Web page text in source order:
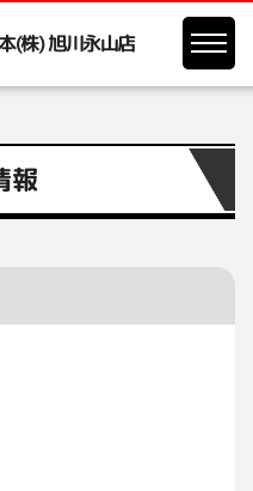
(株) 旭川永山店
報